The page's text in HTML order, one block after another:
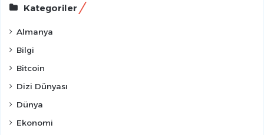
Kategoriler
Almanya
Bilgi
Bitcoin
Dizi Dünyası
Dünya
Ekonomi